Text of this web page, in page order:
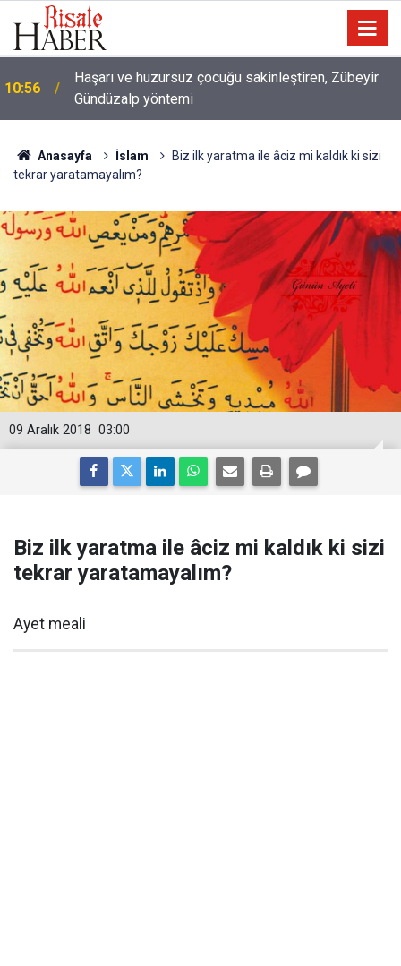
10:56
Haşarı ve huzursuz çocuğu sakinleştiren, Zübeyir
10:00 Niye 'dilimin ucunda' demek zorunda kalıyoruz?
Anasayfa İslam
Biz ilk yaratma ile âciz mi kaldık ki sizi
tekrar yaratamayalım?
03:00
09 Aralık 2018
Biz ilk yaratma ile âciz mi kaldık ki sizi
tekrar yaratamayalım?
Ayet meali